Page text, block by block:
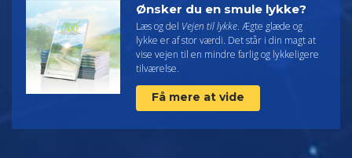
Ønsker du en smule lykke?
Læs og del Vejen til lykke. Ægte glæde og
lykke er af stor værdi. Det står i din magt at
vise vejen til en mindre farlig og lykkeligere
tilværelse.
Få mere at vide